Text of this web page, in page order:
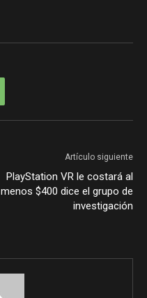
Artículo siguiente
PlayStation VR le costará al
menos $400 dice el grupo de
investigación